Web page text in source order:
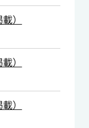
）
）
）